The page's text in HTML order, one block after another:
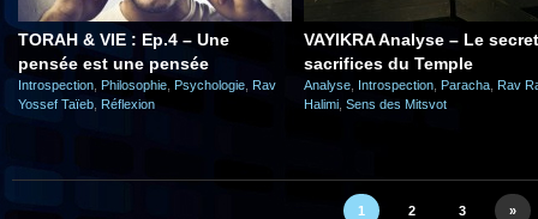
TORAH & VIE : Ep.4 – Une
pensée est une pensée
Introspection Philosophie Psychologie Rav
Yossef Taïeb Réflexion
VAYIKRA Analyse – Le
sacrifices du Temple
Analyse Introspection Paracha Rav
Halimi Sens des Mitsvot
1 2 3 »